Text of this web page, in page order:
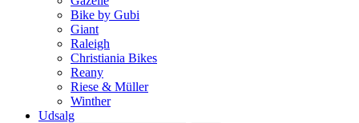
Bike by Gubi
Giant
Raleigh
Christiania Bikes
Reany
Riese & Müller
Winther
Udsalg